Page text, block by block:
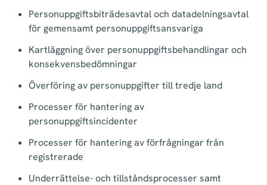
Personuppgiftsbiträdesavtal och datadelningsavtal
för gemensamt personuppgiftsansvariga
Kartläggning över personuppgiftsbehandlingar och
konsekvensbedömningar
Överföring av personuppgifter till tredje land
Processer för hantering av
personuppgiftsincidenter
Processer för hantering av förfrågningar från
registrerade
Underrättelse- och tillståndsprocesser samt